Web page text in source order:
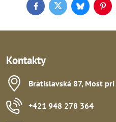
FacebookTwitterBluesky
Kontakty
Bratislavská 87, Most
+421 948 278 364